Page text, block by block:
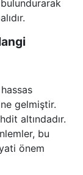
gelmiştir.
altındadır.
bu
önem